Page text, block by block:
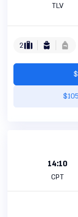
TLV
2
14:10
CPT